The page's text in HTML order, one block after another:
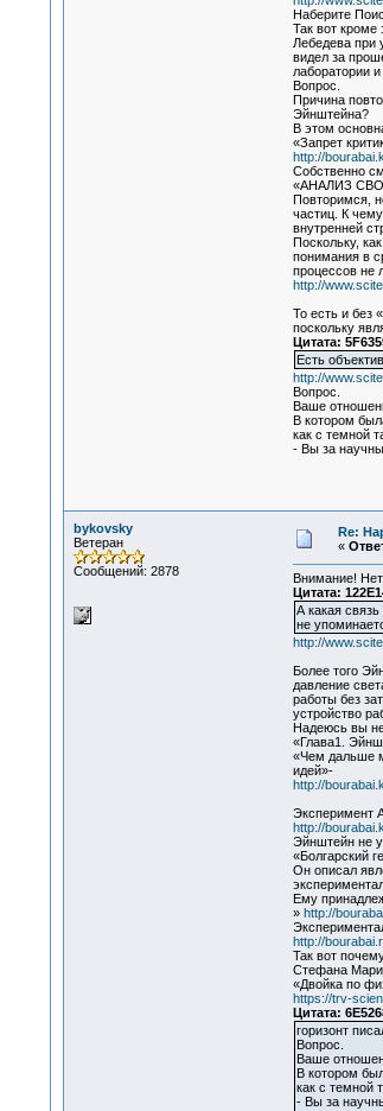
Наберите
Так вот кроме
Лебедева при
видел за
лаборатории
Вопрос.
Причина
Эйнштейна?
В этом
«Запрет
http://
Собственно
«АНАЛИЗ
Повторимся,
частиц. К
внутренней
Поскольку,
понимания в
процессов не
http://
То есть и без
поскольку
Цитата:
Есть
http://
Вопрос.
Ваше
В котором
как с темной
- Вы за
bykovsky
Ветеран
Сообщений: 2878
Re:
«
Внимание!
Цитата:
А какая
не
http://
Более того
давление
работы без
устройство
Надеюсь вы
«Глава1.
«Чем дальше
идей»-
http://
Эксперимент
http://
Эйнштейн не
«Болгарский
Он описал
Ему
» http://
http://
Так вот
Стефана
«Двойка по
https://trv-
Цитата:
горизонт
Вопрос.
Ваше
В котором
как с темной
- Вы за